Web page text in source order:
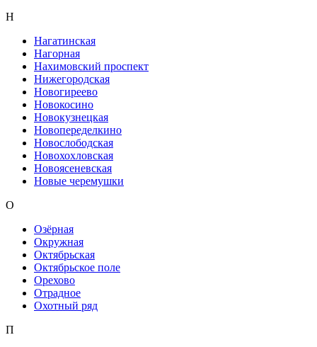
Н
Нагатинская
Нагорная
Нахимовский проспект
Нижегородская
Новогиреево
Новокосино
Новокузнецкая
Новопеределкино
Новослободская
Новохохловская
Новоясеневская
Новые черемушки
О
Озёрная
Окружная
Октябрьская
Октябрьское поле
Орехово
Отрадное
Охотный ряд
П